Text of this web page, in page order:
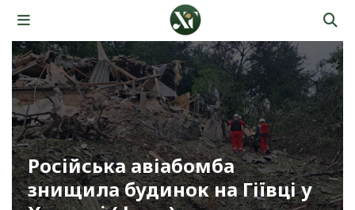
Російська авіабомба
знищила будинок на Гіївці у